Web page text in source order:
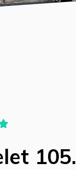
105.